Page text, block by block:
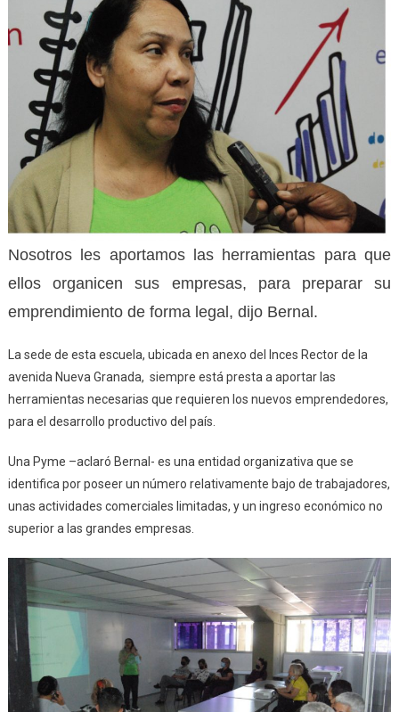
Nosotros les aportamos las herramientas para que
ellos organicen sus empresas, para preparar su
emprendimiento de forma legal, dijo Bernal.
La sede de esta escuela, ubicada en anexo del Inces Rector de la
avenida Nueva Granada, siempre está presta a aportar las
herramientas necesarias que requieren los nuevos emprendedores,
para el desarrollo productivo del país.
Una Pyme –aclaró Bernal- es una entidad organizativa que se
identifica por poseer un número relativamente bajo de trabajadores,
unas actividades comerciales limitadas, y un ingreso económico no
superior a las grandes empresas.